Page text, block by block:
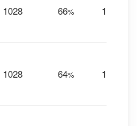
1028 66% 10
1028 64% 11